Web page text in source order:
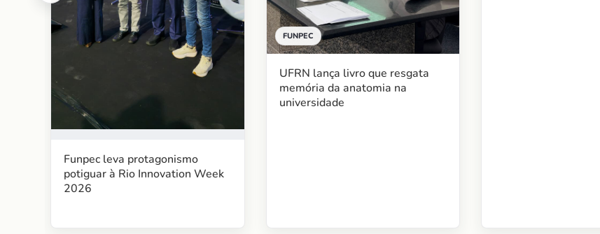
Funpec leva protagonismo
potiguar à Rio Innovation Week
2026
FUNPEC
UFRN lança livro que resgata
memória da anatomia na
universidade